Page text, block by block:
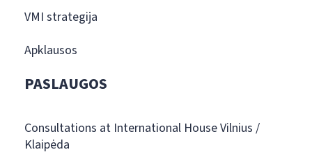
VMI strategija
Apklausos
PASLAUGOS
Consultations at International House Vilnius /
Klaipėda